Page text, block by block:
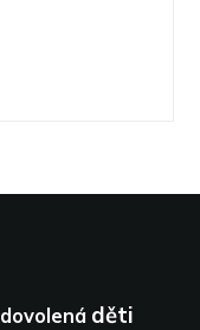
dovolená děti